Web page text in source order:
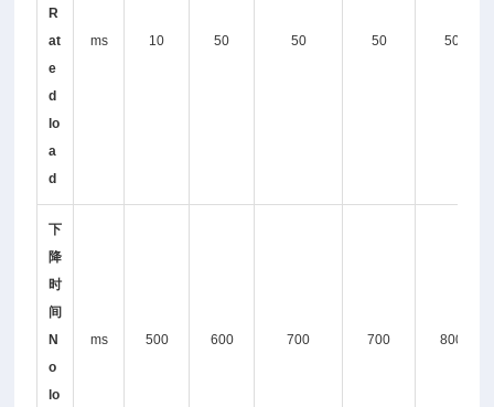
R
at
e
d
lo
a
d
ms 10 50 50 50 50
下
降
时
间
N
o
lo
ms 500 600 700 700 800